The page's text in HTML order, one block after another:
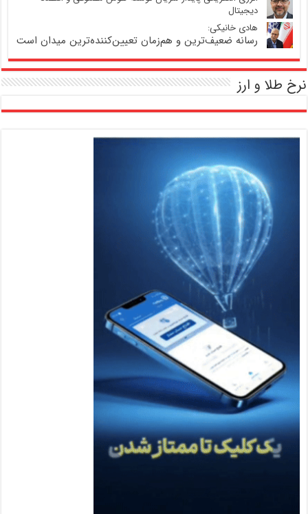
دیجیتال
هادی خانیکی:
رسانه ضعیف‌ترین و هم‌زمان تعیین‌کننده‌ترین میدان است
نرخ طلا و ارز